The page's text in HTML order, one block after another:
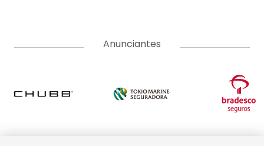
Anunciantes